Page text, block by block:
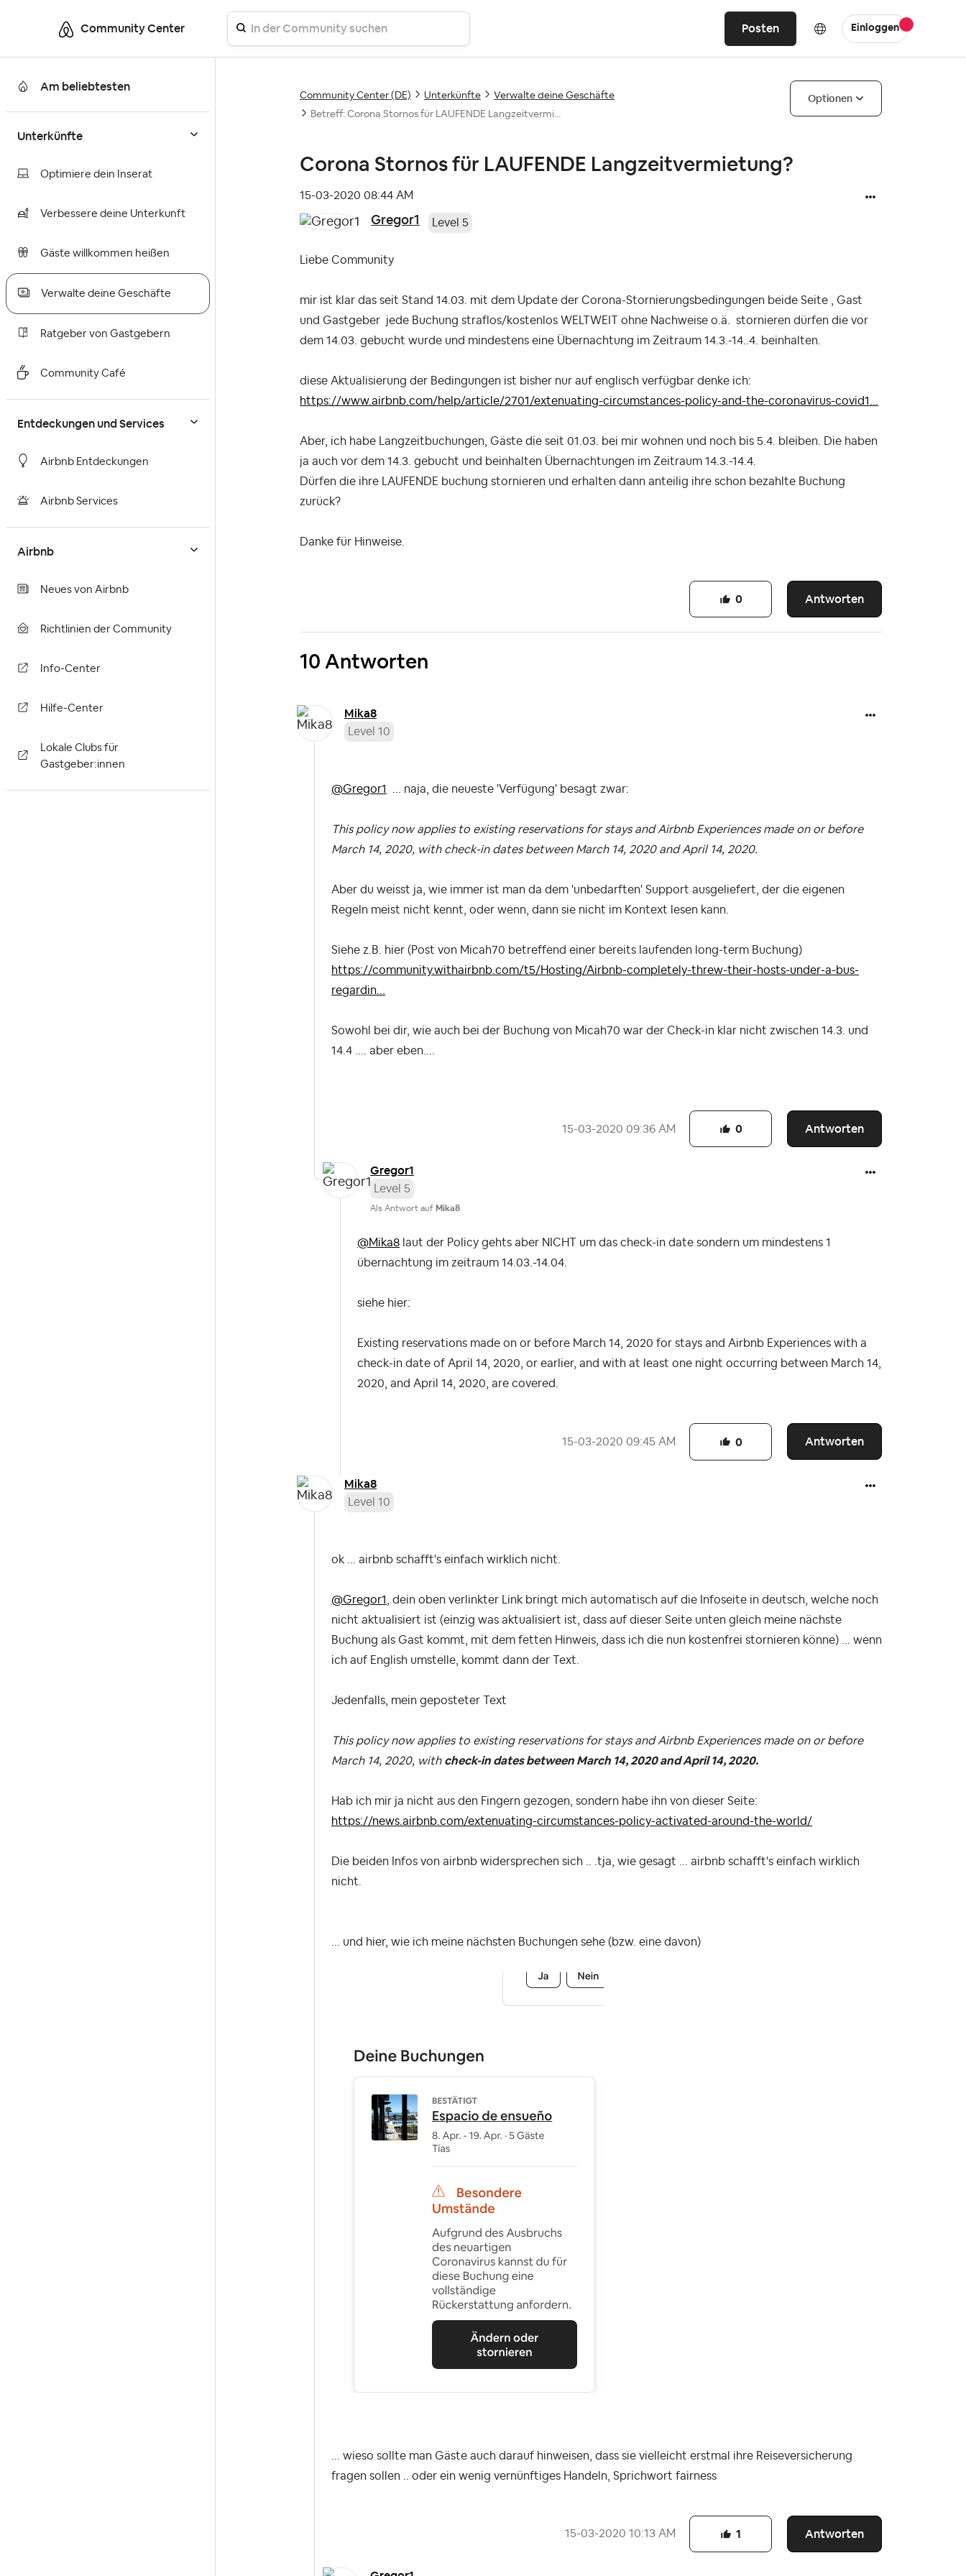
Community Center Posten Einloggen
Am beliebtesten
Unterkünfte
Optimiere dein Inserat
Verbessere deine Unterkunft
Gäste willkommen heißen
Verwalte deine Geschäfte
Ratgeber von Gastgebern
Community Café
Entdeckungen und Services
Airbnb Entdeckungen
Airbnb Services
Airbnb
Neues von Airbnb
Richtlinien der Community
Info-Center
Hilfe-Center
Lokale Clubs für
Gastgeber:innen
Community Center (DE) Unterkünfte
Verwalte deine Geschäfte
Betreff: Corona Stornos für LAUFENDE Langzeitvermi...
Optionen
Corona Stornos für LAUFENDE Langzeitvermietung?
‎15-03-2020 08:44 AM
Gregor1 Level 5
Liebe Community
mir ist klar das seit Stand 14.03. mit dem Update der Corona-Stornierungsbedingungen beide Seite , Gast
und Gastgeber jede Buchung straflos/kostenlos WELTWEIT ohne Nachweise o.ä. stornieren dürfen die vor
dem 14.03. gebucht wurde und mindestens eine Übernachtung im Zeitraum 14.3.-14..4. beinhalten.
diese Aktualisierung der Bedingungen ist bisher nur auf englisch verfügbar denke ich:
https://www.airbnb.com/help/article/2701/extenuating-circumstances-policy-and-the-coronavirus-covid1...
Aber, ich habe Langzeitbuchungen, Gäste die seit 01.03. bei mir wohnen und noch bis 5.4. bleiben. Die haben
ja auch vor dem 14.3. gebucht und beinhalten Übernachtungen im Zeitraum 14.3.-14.4.
Dürfen die ihre LAUFENDE buchung stornieren und erhalten dann anteilig ihre schon bezahlte Buchung
zurück?
Danke für Hinweise.
Antworten
0
10 Antworten
Mika8
Level 10
@Gregor1 ... naja, die neueste 'Verfügung' besagt zwar:
This policy now applies to existing reservations for stays and Airbnb Experiences made on or before
March 14, 2020, with check-in dates between March 14, 2020 and April 14, 2020.
Aber du weisst ja, wie immer ist man da dem 'unbedarften' Support ausgeliefert, der die eigenen
Regeln meist nicht kennt, oder wenn, dann sie nicht im Kontext lesen kann.
Siehe z.B. hier (Post von Micah70 betreffend einer bereits laufenden long-term Buchung)
https://community.withairbnb.com/t5/Hosting/Airbnb-completely-threw-their-hosts-under-a-bus-
regardin...
Sowohl bei dir, wie auch bei der Buchung von Micah70 war der Check-in klar nicht zwischen 14.3. und
14.4 .... aber eben....
‎15-03-2020 09:36 AM Antworten
0
Gregor1
Level 5
Als Antwort auf Mika8
@Mika8 laut der Policy gehts aber NICHT um das check-in date sondern um mindestens 1
übernachtung im zeitraum 14.03.-14.04.
siehe hier:
Existing reservations made on or before March 14, 2020 for stays and Airbnb Experiences with a
check-in date of April 14, 2020, or earlier, and with at least one night occurring between March 14,
2020, and April 14, 2020, are covered.
‎15-03-2020 09:45 AM Antworten
0
Mika8
Level 10
ok ... airbnb schafft's einfach wirklich nicht.
@Gregor1
, dein oben verlinkter Link bringt mich automatisch auf die Infoseite in deutsch, welche noch
nicht aktualisiert ist (einzig was aktualisiert ist, dass auf dieser Seite unten gleich meine nächste
Buchung als Gast kommt, mit dem fetten Hinweis, dass ich die nun kostenfrei stornieren könne) ... wenn
ich auf English umstelle, kommt dann der Text.
Jedenfalls, mein geposteter Text
This policy now applies to existing reservations for stays and Airbnb Experiences made on or before
March 14, 2020, with check-in dates between March 14, 2020 and April 14, 2020.
Hab ich mir ja nicht aus den Fingern gezogen, sondern habe ihn von dieser Seite:
https://news.airbnb.com/extenuating-circumstances-policy-activated-around-the-world/
Die beiden Infos von airbnb widersprechen sich .. .tja, wie gesagt ... airbnb schafft's einfach wirklich
nicht.
... und hier, wie ich meine nächsten Buchungen sehe (bzw. eine davon)
... wieso sollte man Gäste auch darauf hinweisen, dass sie vielleicht erstmal ihre Reiseversicherung
fragen sollen .. oder ein wenig vernünftiges Handeln, Sprichwort fairness
‎15-03-2020 10:13 AM Antworten
1